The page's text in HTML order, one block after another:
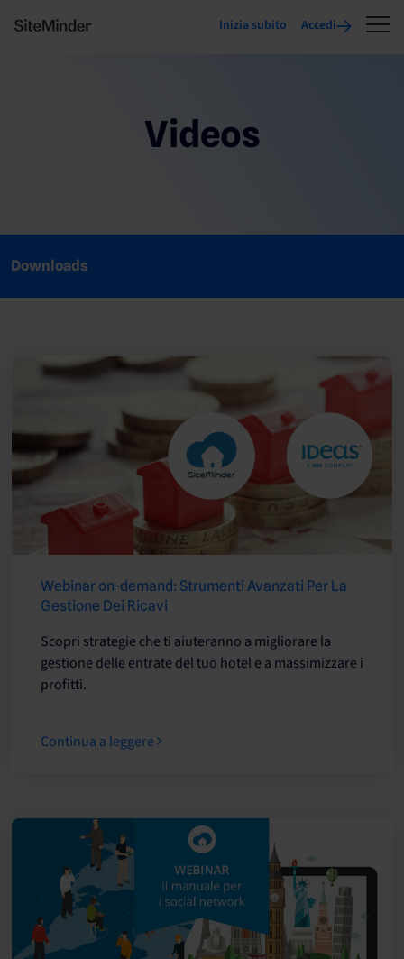
Inizia subito Accedi
Videos
Downloads
Webinar on-demand: Strumenti Avanzati Per La
Gestione Dei Ricavi
Scopri strategie che ti aiuteranno a migliorare la
gestione delle entrate del tuo hotel e a massimizzare i
profitti.
Continua a leggere